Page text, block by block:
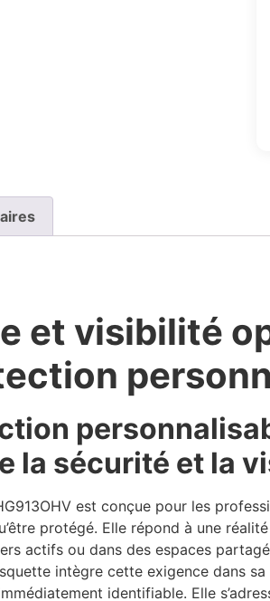
et visibilité
la sécurité et la
est conçue pour les
protégé. Elle répond à une
actifs ou dans des espaces
intègre cette exigence dans
identifiable. Elle